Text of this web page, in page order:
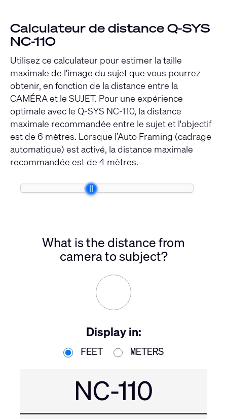
Calculateur de distance Q-SYS
NC-110
Utilisez ce calculateur pour estimer la taille
maximale de l'image du sujet que vous pourrez
obtenir, en fonction de la distance entre la
CAMÉRA et le SUJET. Pour une expérience
optimale avec le Q-SYS NC-110, la distance
maximale recommandée entre le sujet et l'objectif
est de 6 mètres. Lorsque l’Auto Framing (cadrage
automatique) est activé, la distance maximale
recommandée est de 4 mètres.
What is the distance from
camera to subject?
Display in:
FEET METERS
NC-110